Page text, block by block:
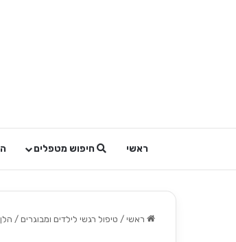
ראשי חיפוש מטפלים
ראשי / טיפול רגשי לילדים ומבוגרים /